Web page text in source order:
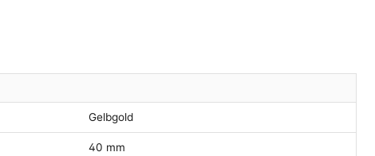
Gelbgold
40 mm